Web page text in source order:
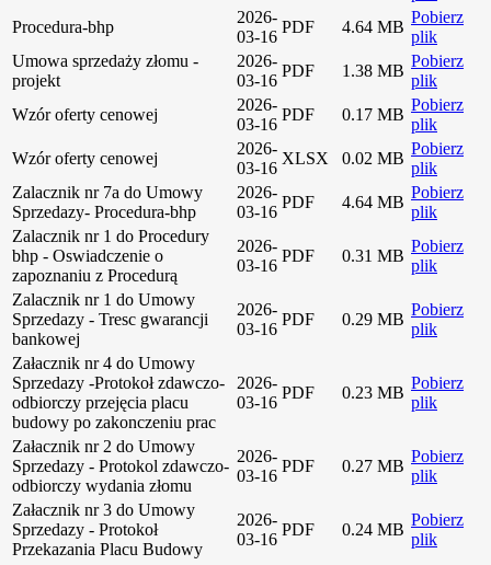
Procedura-bhp
2026-
03-16
PDF 4.64 MB
Pobierz
plik
Umowa sprzedaży złomu -
projekt
2026-
03-16
PDF 1.38 MB
Pobierz
plik
Wzór oferty cenowej
2026-
03-16
PDF 0.17 MB
Pobierz
plik
Wzór oferty cenowej
2026-
03-16
XLSX 0.02 MB
Pobierz
plik
Zalacznik nr 7a do Umowy
Sprzedazy- Procedura-bhp
2026-
03-16
PDF 4.64 MB
Pobierz
plik
Zalacznik nr 1 do Procedury
bhp - Oswiadczenie o
zapoznaniu z Procedurą
2026-
03-16
PDF 0.31 MB
Pobierz
plik
Zalacznik nr 1 do Umowy
Sprzedazy - Tresc gwarancji
bankowej
2026-
03-16
PDF 0.29 MB
Pobierz
plik
Załacznik nr 4 do Umowy
Sprzedazy -Protokoł zdawczo-
odbiorczy przejęcia placu
budowy po zakonczeniu prac
2026-
03-16
PDF 0.23 MB
Pobierz
plik
Załacznik nr 2 do Umowy
Sprzedazy - Protokol zdawczo-
odbiorczy wydania złomu
2026-
03-16
PDF 0.27 MB
Pobierz
plik
Załacznik nr 3 do Umowy
Sprzedazy - Protokoł
Przekazania Placu Budowy
2026-
03-16
PDF 0.24 MB
Pobierz
plik